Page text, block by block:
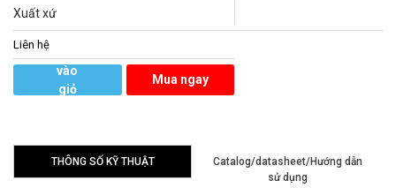
Xuất xứ
Liên hệ
vào
giỏ
Mua ngay
THÔNG SỐ KỸ THUẬT
Catalog/datasheet/Hướng dẫn
sử dụng